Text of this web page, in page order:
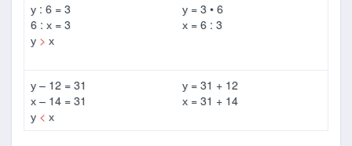
у : 6 = 3
6 : х = 3
у > х
у = 3 • 6
х = 6 : 3
у – 12 = 31
х – 14 = 31
у < х
у = 31 + 12
х = 31 + 14